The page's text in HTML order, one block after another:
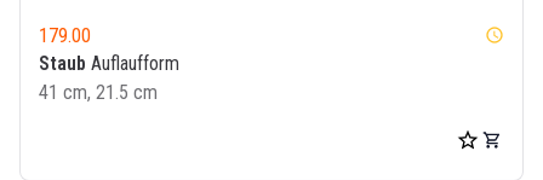
179.00 watch_later
Staub Auflaufform
41 cm, 21.5 cm